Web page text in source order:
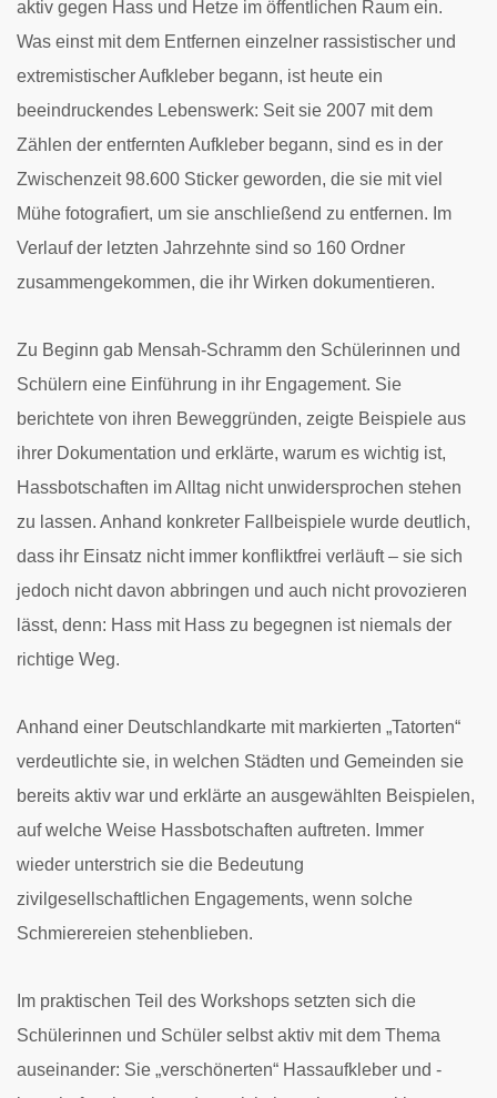
aktiv gegen Hass und Hetze im öffentlichen Raum ein.
Was einst mit dem Entfernen einzelner rassistischer und
extremistischer Aufkleber begann, ist heute ein
beeindruckendes Lebenswerk: Seit sie 2007 mit dem
Zählen der entfernten Aufkleber begann, sind es in der
Zwischenzeit 98.600 Sticker geworden, die sie mit viel
Mühe fotografiert, um sie anschließend zu entfernen. Im
Verlauf der letzten Jahrzehnte sind so 160 Ordner
zusammengekommen, die ihr Wirken dokumentieren.
Zu Beginn gab Mensah-Schramm den Schülerinnen und
Schülern eine Einführung in ihr Engagement. Sie
berichtete von ihren Beweggründen, zeigte Beispiele aus
ihrer Dokumentation und erklärte, warum es wichtig ist,
Hassbotschaften im Alltag nicht unwidersprochen stehen
zu lassen. Anhand konkreter Fallbeispiele wurde deutlich,
dass ihr Einsatz nicht immer konfliktfrei verläuft – sie sich
jedoch nicht davon abbringen und auch nicht provozieren
lässt, denn: Hass mit Hass zu begegnen ist niemals der
richtige Weg.
Anhand einer Deutschlandkarte mit markierten „Tatorten“
verdeutlichte sie, in welchen Städten und Gemeinden sie
bereits aktiv war und erklärte an ausgewählten Beispielen,
auf welche Weise Hassbotschaften auftreten. Immer
wieder unterstrich sie die Bedeutung
zivilgesellschaftlichen Engagements, wenn solche
Schmierereien stehenblieben.
Im praktischen Teil des Workshops setzten sich die
Schülerinnen und Schüler selbst aktiv mit dem Thema
auseinander: Sie „verschönerten“ Hassaufkleber und -